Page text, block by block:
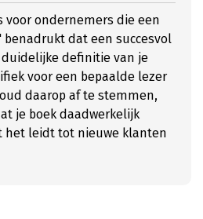
voor ondernemers die een
benadrukt dat een succesvol
definitie van je
voor een bepaalde lezer
daarop af te stemmen,
je boek daadwerkelijk
het leidt tot nieuwe klanten